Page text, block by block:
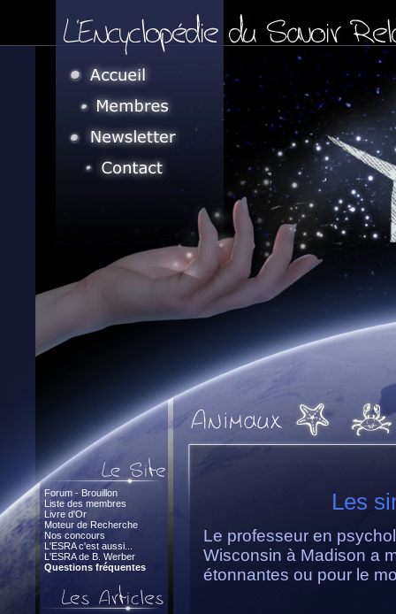
Forum - Brouillon
Liste des membres
Livre d'Or
Moteur de Recherche
Nos concours
L'ESRA c'est aussi...
L'ESRA de B. Werber
Questions fréquentes
Les
Le professeur en
Wisconsin à Madison a
étonnantes ou pour le